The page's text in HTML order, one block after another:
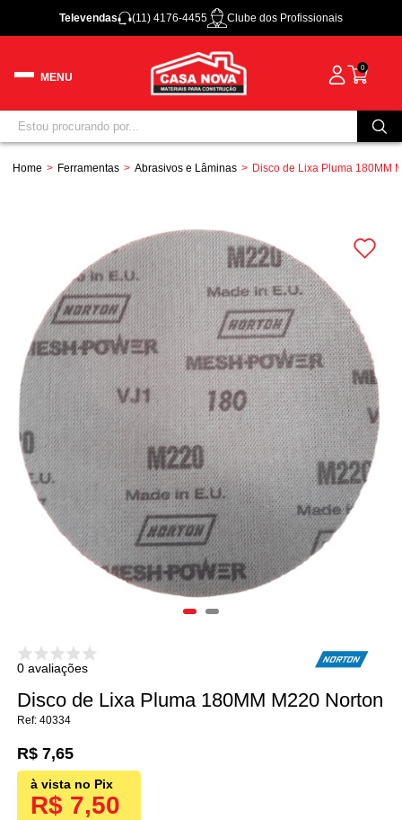
Televendas (11) 4176-4455 Clube dos Profissionais
0
Home Ferramentas Abrasivos e Lâminas Disco de Lixa Pluma 180MM
0 avaliações
Disco de Lixa Pluma 180MM M220 Norton
40334
R$ 7,50
R$ 7,65